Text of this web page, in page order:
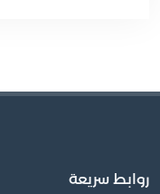
روابط سريعة